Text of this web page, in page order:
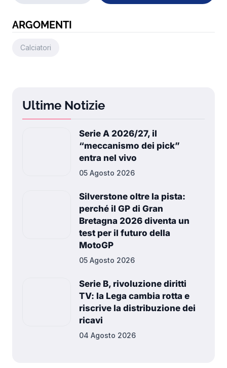
ARGOMENTI
Calciatori
Ultime Notizie
Serie A 2026/27, il
“meccanismo dei pick”
entra nel vivo
05 Agosto 2026
Silverstone oltre la pista:
perché il GP di Gran
Bretagna 2026 diventa un
test per il futuro della
MotoGP
05 Agosto 2026
Serie B, rivoluzione diritti
TV: la Lega cambia rotta e
riscrive la distribuzione dei
ricavi
04 Agosto 2026